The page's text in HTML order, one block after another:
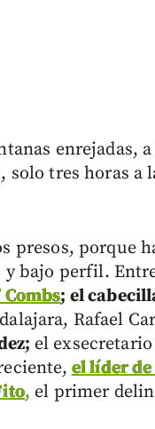
enrejadas,
solo tres horas a
presos, porque
bajo perfil.
Combs; el
Rafael
el
el líder de
,el primer